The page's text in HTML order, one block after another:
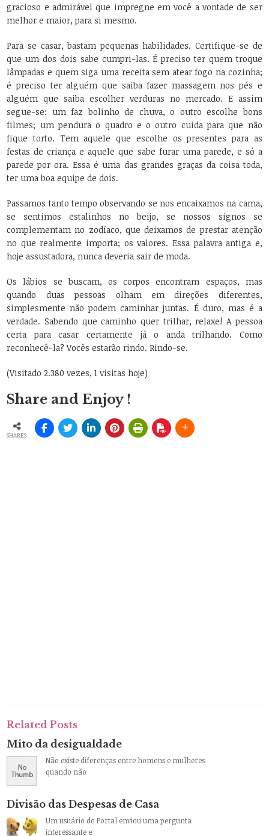
gracioso e admirável que impregne em você a vontade de ser
melhor e maior, para si mesmo.
Para se casar, bastam pequenas habilidades. Certifique-se de
que um dos dois sabe cumpri-las. É preciso ter quem troque
lâmpadas e quem siga uma receita sem atear fogo na cozinha;
é preciso ter alguém que saiba fazer massagem nos pés e
alguém que saiba escolher verduras no mercado. E assim
segue-se: um faz bolinho de chuva, o outro escolhe bons
filmes; um pendura o quadro e o outro cuida para que não
fique torto. Tem aquele que escolhe os presentes para as
festas de criança e aquele que sabe furar uma parede, e só a
parede por ora. Essa é uma das grandes graças da coisa toda,
ter uma boa equipe de dois.
Passamos tanto tempo observando se nos encaixamos na cama,
se sentimos estalinhos no beijo, se nossos signos se
complementam no zodíaco, que deixamos de prestar atenção
no que realmente importa; os valores. Essa palavra antiga e,
hoje assustadora, nunca deveria sair de moda.
Os lábios se buscam, os corpos encontram espaços, mas
quando duas pessoas olham em direções diferentes,
simplesmente não podem caminhar juntas. É duro, mas é a
verdade. Sabendo que caminho quer trilhar, relaxe! A pessoa
certa para casar certamente já o anda trilhando. Como
reconhecê-la? Vocês estarão rindo. Rindo-se.
(Visitado 2.380 vezes, 1 visitas hoje)
Share and Enjoy !
SHARES
Related Posts
Mito da desigualdade
Não existe diferenças entre homens e mulheres
quando não
Divisão das Despesas de Casa
Um usuário do Portal enviou uma pergunta
interessante e